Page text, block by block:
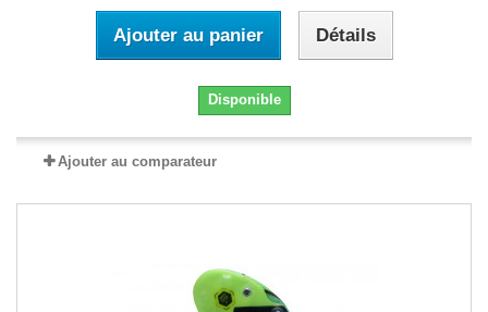
Ajouter au panier Détails
Disponible
Ajouter au comparateur